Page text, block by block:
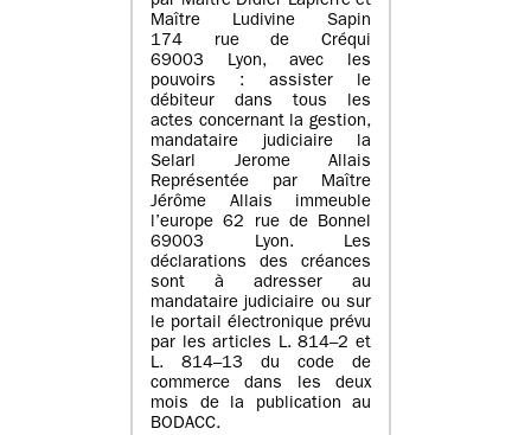
Maître Ludivine Sapin
174 rue de Créqui
69003 Lyon, avec les
pouvoirs : assister le
débiteur dans tous les
actes concernant la gestion,
mandataire judiciaire la
Selarl Jerome Allais
Représentée par Maître
Jérôme Allais immeuble
l’europe 62 rue de Bonnel
69003 Lyon. Les
déclarations des créances
sont à adresser au
mandataire judiciaire ou sur
le portail électronique prévu
par les articles L. 814–2 et
L. 814–13 du code de
commerce dans les deux
mois de la publication au
BODACC.